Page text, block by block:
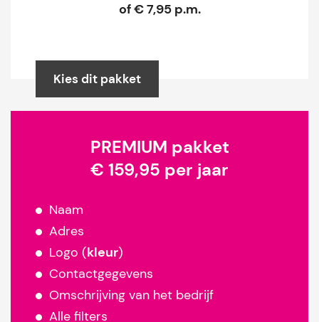
of € 7,95 p.m.
Kies dit pakket
PREMIUM pakket
€ 159,95 per jaar
Naam
Adres
Logo (kleur)
Contactgegevens
Omschrijving van het bedrijf
Alle filters